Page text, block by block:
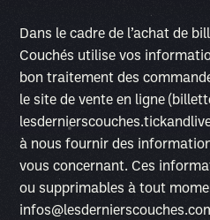
Dans le cadre de l’achat de
Couchés utilise vos
bon traitement des
le site de vente en ligne
à nous fournir des
vous concernant. Ces
ou supprimables à tout